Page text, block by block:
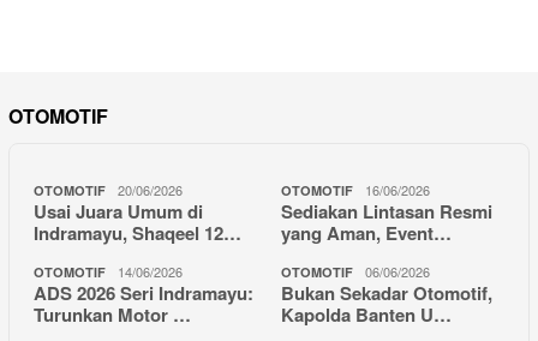
OTOMOTIF
OTOMOTIF 20/06/2026
Usai Juara Umum di
Indramayu, Shaqeel 12…
OTOMOTIF 16/06/2026
Sediakan Lintasan Resmi
yang Aman, Event…
OTOMOTIF 14/06/2026
ADS 2026 Seri Indramayu:
Turunkan Motor …
OTOMOTIF 06/06/2026
Bukan Sekadar Otomotif,
Kapolda Banten U…